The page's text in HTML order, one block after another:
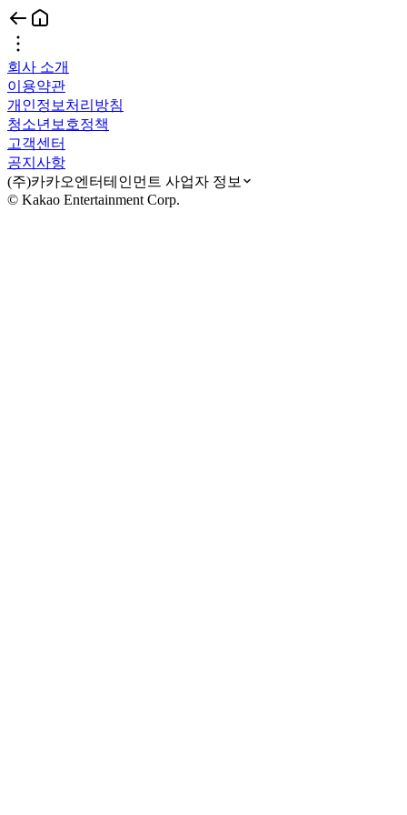
회사 소개
이용약관
개인정보처리방침
청소년보호정책
고객센터
공지사항
(주)카카오엔터테인먼트 사업자 정보
© Kakao Entertainment Corp.